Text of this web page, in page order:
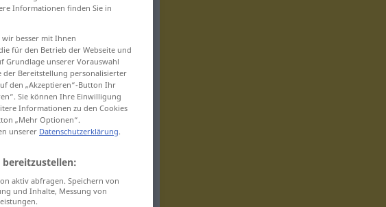
Informationen finden Sie in
wir besser mit Ihnen
für den Betrieb der Webseite und
Grundlage unserer Vorauswahl
der Bereitstellung personalisierter
den „Akzeptieren“-Button Ihr
Sie können Ihre Einwilligung
Informationen zu den Cookies
„Mehr Optionen“.
unserer Datenschutzerklärung.
bereitzustellen:
aktiv abfragen. Speichern von
und Inhalte, Messung von